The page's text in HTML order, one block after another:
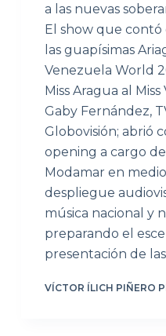
a las nuevas
El show que contó
las guapísimas
Venezuela World
Miss Aragua al
Gaby Fernández,
Globovisión; abrió
opening a cargo
Modamar en
despliegue
música nacional y
preparando el
presentación de
VÍCTOR ÍLICH PIÑERO